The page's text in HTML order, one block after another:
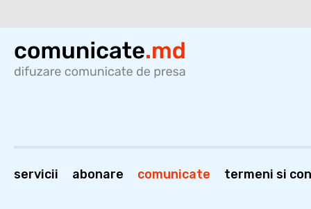
servicii abonare comunicate termeni si